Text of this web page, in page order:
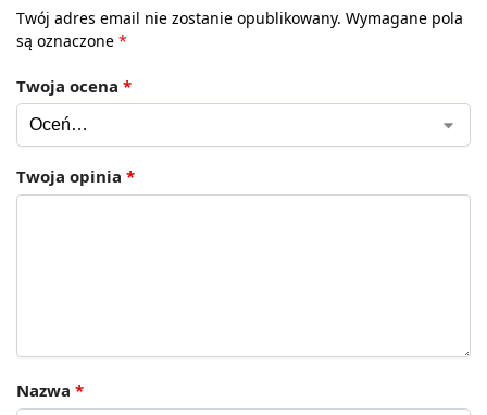
Twój adres email nie zostanie opublikowany. Wymagane pola
są oznaczone *
Twoja ocena *
Twoja opinia *
Nazwa *